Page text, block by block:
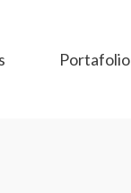
Portafolio